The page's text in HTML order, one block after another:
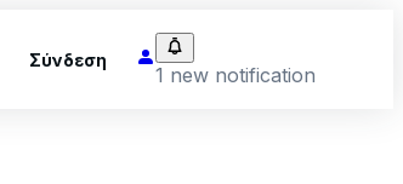
Σύνδεση
1 new notification